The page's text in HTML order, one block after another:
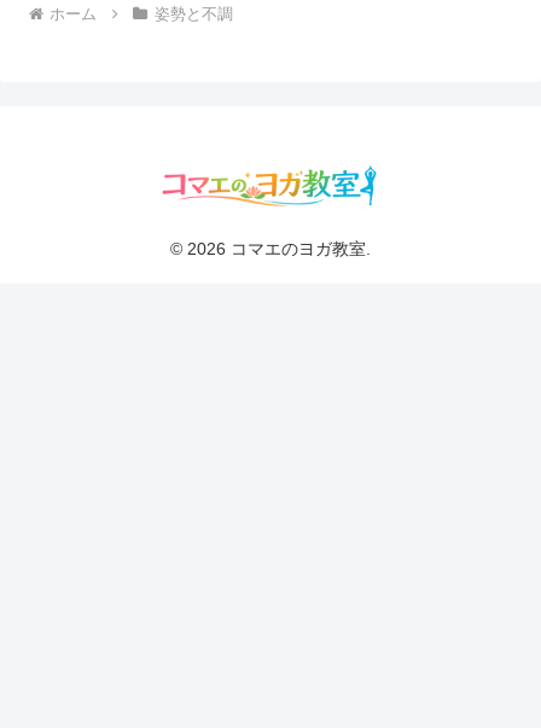
ホーム 姿勢と不調
© 2026 コマエのヨガ教室.